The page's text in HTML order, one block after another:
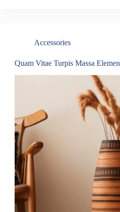
Accessories
Quam Vitae Turpis Massa